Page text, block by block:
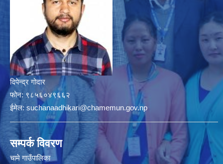
दिपेन्द्र गोदार
फोन: ९८५६०४९६६२
ईमेल: suchanaadhikari@chamemun.gov.np
सम्पर्क विवरण
चामे गाउँपालिका